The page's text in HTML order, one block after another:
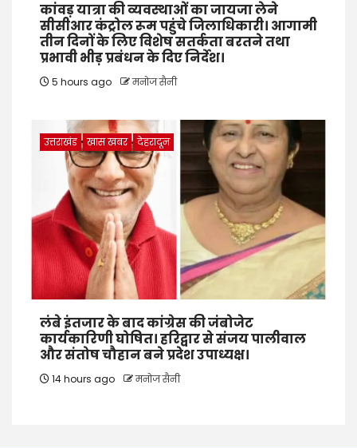
कांवड़ यात्रा की व्यवस्थाओं का जायजा लेने
सीसीआर कंट्रोल रूम पहुंचे जिलाधिकारी। आगामी
तीन दिनों के लिए विशेष सतर्कता बरतने तथा
प्रभावी भीड़ प्रबंधन के दिए निर्देश।
5 hours ago मनोज सैनी
उत्तराखंड खास खबर देहरादून
लंबे इंतजार के बाद कांग्रेस की जंबोजेट
कार्यकारिणी घोषित। हरिद्वार से संजय पालीवाल
और संतोष चौहान बने प्रदेश उपाध्यक्ष।
14 hours ago मनोज सैनी